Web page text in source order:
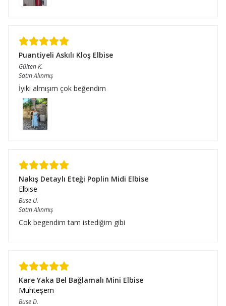
Puantiyeli Askılı Kloş Elbise
GültenK.
Satın Alınmış
İyiki almışım çok beğendim
Nakış Detaylı Eteği Poplin Midi Elbise
Elbise
Buse Ü.
Satın Alınmış
Cok begendim tam istediğim gibi
Kare Yaka Bel Bağlamalı Mini Elbise
Muhteşem
BuseD.